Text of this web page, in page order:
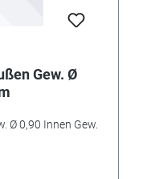
Gew. Ø
Ø 0,90 Innen Gew.